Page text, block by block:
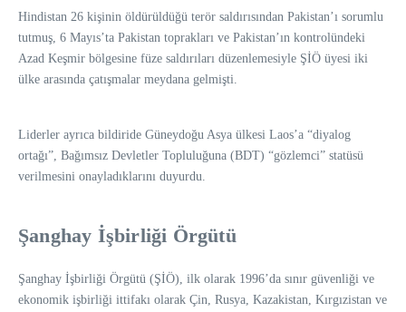
Hindistan 26 kişinin öldürüldüğü terör saldırısından Pakistan’ı sorumlu
tutmuş, 6 Mayıs’ta Pakistan toprakları ve Pakistan’ın kontrolündeki
Azad Keşmir bölgesine füze saldırıları düzenlemesiyle ŞİÖ üyesi iki
ülke arasında çatışmalar meydana gelmişti.
Liderler ayrıca bildiride Güneydoğu Asya ülkesi Laos’a “diyalog
ortağı”, Bağımsız Devletler Topluluğuna (BDT) “gözlemci” statüsü
verilmesini onayladıklarını duyurdu.
Şanghay İşbirliği Örgütü
Şanghay İşbirliği Örgütü (ŞİÖ), ilk olarak 1996’da sınır güvenliği ve
ekonomik işbirliği ittifakı olarak Çin, Rusya, Kazakistan, Kırgızistan ve